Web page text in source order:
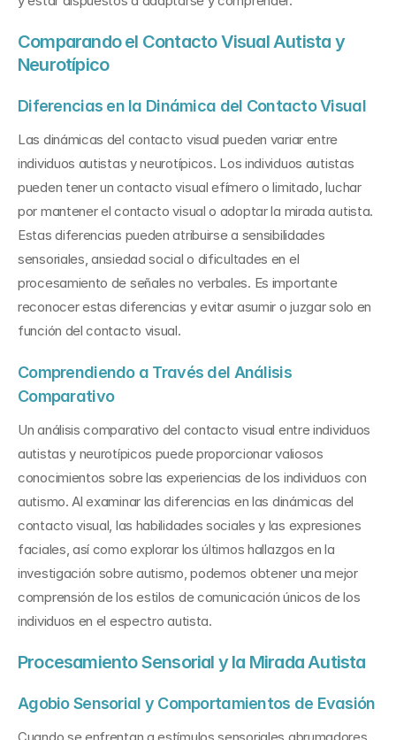
Comparando el Contacto Visual Autista y
Neurotípico
Diferencias en la Dinámica del Contacto Visual
Las dinámicas del contacto visual pueden variar entre
individuos autistas y neurotípicos. Los individuos autistas
pueden tener un contacto visual efímero o limitado, luchar
por mantener el contacto visual o adoptar la mirada autista.
Estas diferencias pueden atribuirse a sensibilidades
sensoriales, ansiedad social o dificultades en el
procesamiento de señales no verbales. Es importante
reconocer estas diferencias y evitar asumir o juzgar solo en
función del contacto visual.
Comprendiendo a Través del Análisis
Comparativo
Un análisis comparativo del contacto visual entre individuos
autistas y neurotípicos puede proporcionar valiosos
conocimientos sobre las experiencias de los individuos con
autismo. Al examinar las diferencias en las dinámicas del
contacto visual, las habilidades sociales y las expresiones
faciales, así como explorar los últimos hallazgos en la
investigación sobre autismo, podemos obtener una mejor
comprensión de los estilos de comunicación únicos de los
individuos en el espectro autista.
Procesamiento Sensorial y la Mirada Autista
Agobio Sensorial y Comportamientos de Evasión